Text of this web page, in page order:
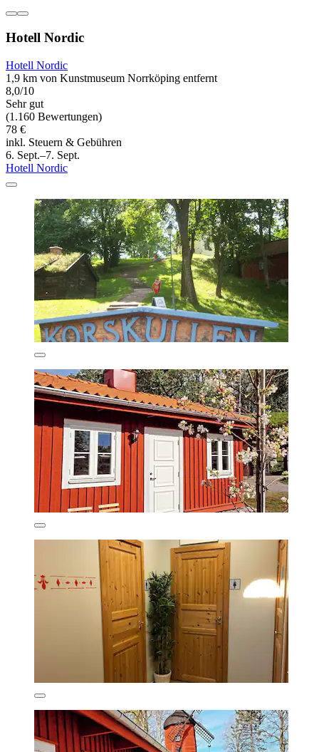
Hotell Nordic
Hotell Nordic
1,9 km von Kunstmuseum Norrköping entfernt
8,0/10
Sehr gut
(1.160 Bewertungen)
78 €
inkl. Steuern & Gebühren
6. Sept.–7. Sept.
Hotell Nordic